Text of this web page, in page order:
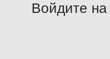
Войдите на